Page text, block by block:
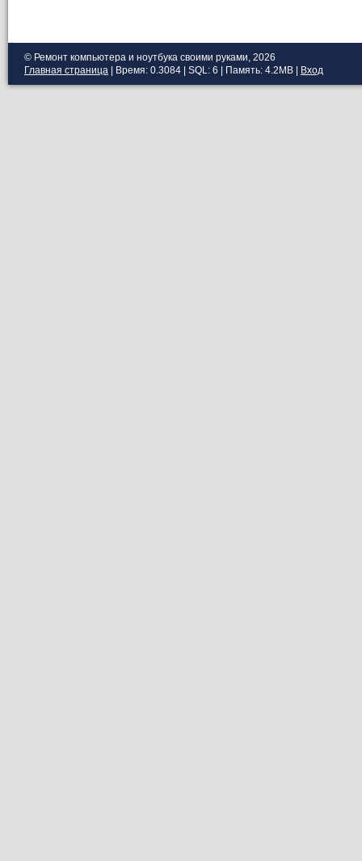
© Ремонт компьютера и ноутбука своими руками, 2026
Главная страница | Время: 0.3084 | SQL: 6 | Память: 4.2MB Вход